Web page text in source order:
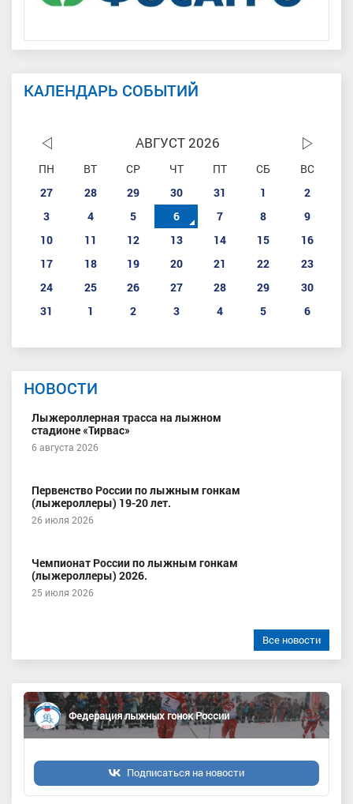
КАЛЕНДАРЬ СОБЫТИЙ
АВГУСТ 2026
ПН ВТ СР ЧТ ПТ СБ
ВС
27
28 29 30 31 1
2
3
4 5 6 7 8
9
10
11 12 13 14 15
16
17
18 19 20 21 22
23
24
25 26 27 28 29
30
31
1 2 3 4 5 6
НОВОСТИ
Лыжероллерная трасса на лыжном
стадионе «Тирвас»
6 августа 2026
Первенство России по лыжным гонкам
(лыжероллеры) 19-20 лет.
26 июля 2026
Чемпионат России по лыжным гонкам
(лыжероллеры) 2026.
25 июля 2026
Все новости
Федерация лыжных гонок России
Подписаться на новости